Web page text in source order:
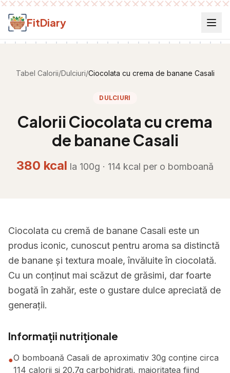
Salt la conținut
FitDiary
Tabel Calorii/Dulciuri/Ciocolata cu crema de banane Casali
DULCIURI
Calorii Ciocolata cu crema
de banane Casali
380 kcal la 100g · 114 kcal per o bomboană
Ciocolata cu cremă de banane Casali este un
produs iconic, cunoscut pentru aroma sa distinctă
de banane și textura moale, învăluite în ciocolată.
Cu un conținut mai scăzut de grăsimi, dar foarte
bogată în zahăr, este o gustare dulce apreciată de
generații.
Informații nutriționale
●O bomboană Casali de aproximativ 30g conține circa
114 calorii și 20.7g carbohidrați, majoritatea fiind